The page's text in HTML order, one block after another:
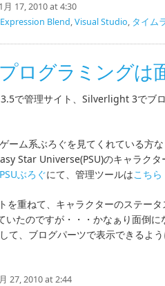
月 17, 2010 at 4:30
Expression Blend,Visual Studio, タイム
ログラミングは
3.5で管理サイト、Silverlight 3でブ
ーム系ぶろぐを見てくれている方
Star Universe(PSU)のキャラクタ
ぶろぐにて、管理ツールはこちら
を重ねて、キャラクターのステー
いたのですが・・・かなぁり面倒に
て、ブログパーツで表示できるよ
27, 2010 at 2:44